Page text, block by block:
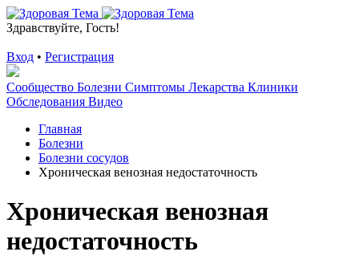
Здравствуйте, Гость!
Вход • Регистрация
Сообщество Болезни Симптомы Лекарства Клиники
Обследования Видео
Главная
Болезни
Болезни сосудов
Хроническая венозная недостаточность
Хроническая венозная
недостаточность